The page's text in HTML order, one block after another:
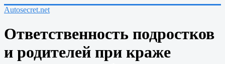
Autosecret.net
Ответственность подростков
и родителей при краже